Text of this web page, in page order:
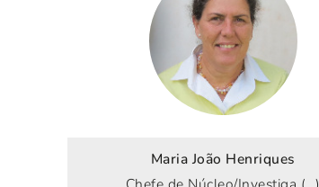
Maria João Henriques